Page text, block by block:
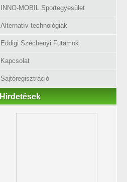
INNO-MOBIL Sportegyesület
Alternatív technológiák
Eddigi Széchenyi Futamok
Kapcsolat
Sajtóregisztráció
Hirdetések